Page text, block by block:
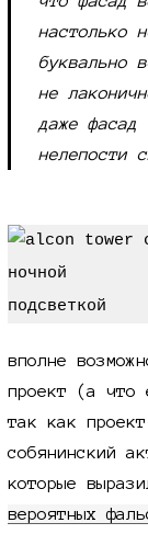
настолько
буквально
не
даже фасад
нелепости
вполне
проект (а что
так как
собянинский
которые
вероятных